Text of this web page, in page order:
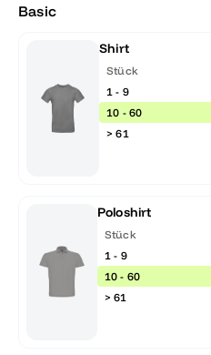
Basic
Shirt
Stück
1 - 9
10 - 60
> 61
Poloshirt
Stück
1 - 9
10 - 60
> 61